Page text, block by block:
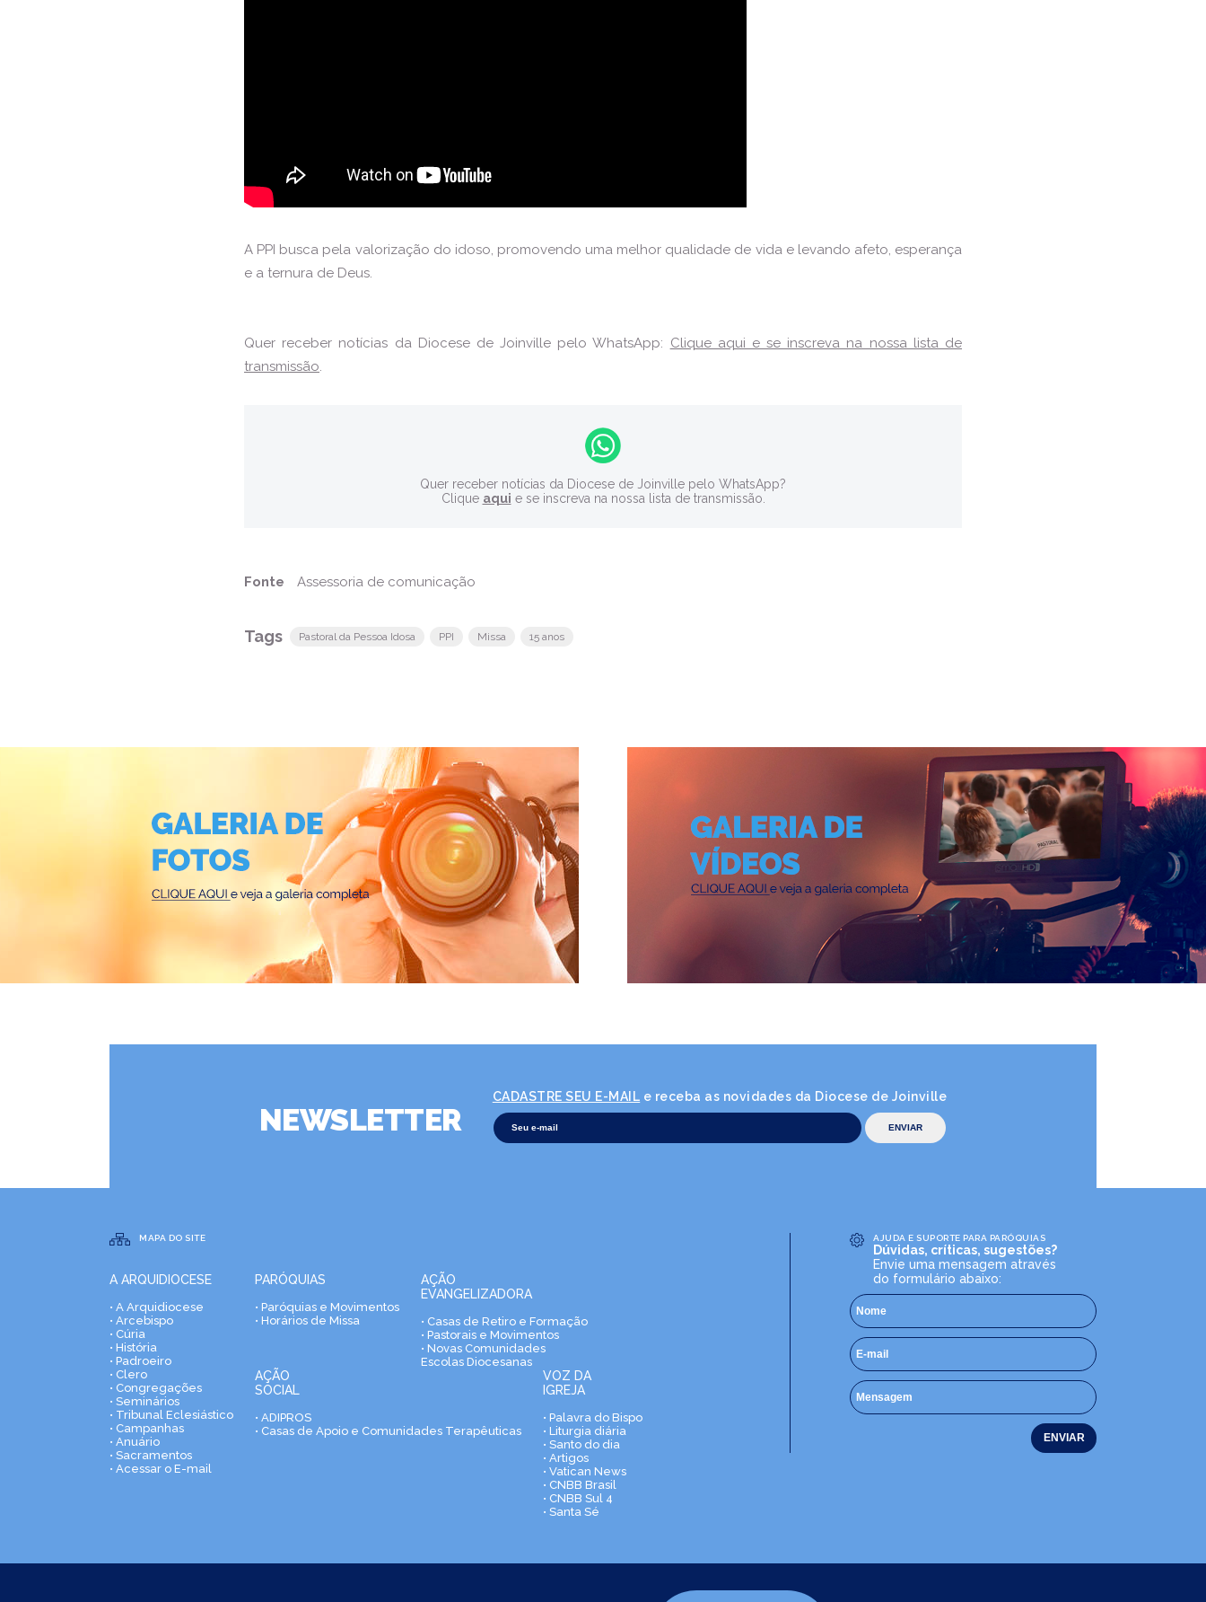
A PPI busca pela valorização do idoso, promovendo uma melhor qualidade de vida e levando afeto, esperança
e a ternura de Deus.
Quer receber notícias da Diocese de Joinville pelo WhatsApp: Clique aqui e se inscreva na nossa lista de
transmissão.
Quer receber notícias da Diocese de Joinville pelo WhatsApp?
Clique aqui e se inscreva na nossa lista de transmissão.
Fonte Assessoria de comunicação
Tags Pastoral da Pessoa Idosa PPI Missa 15 anos
NEWSLETTER
CADASTRE SEU E-MAIL e receba as novidades da Diocese de Joinville
MAPA DO SITE
A ARQUIDIOCESE
• A Arquidiocese
• Arcebispo
• Cúria
• História
• Padroeiro
• Clero
• Congregações
• Seminários
• Tribunal Eclesiástico
• Campanhas
• Anuário
• Sacramentos
• Acessar o E-mail
PARÓQUIAS
• Paróquias e Movimentos
• Horários de Missa
AÇÃO
EVANGELIZADORA
• Casas de Retiro e Formação
• Pastorais e Movimentos
• Novas Comunidades
Escolas Diocesanas
AÇÃO
SOCIAL
• ADIPROS
• Casas de Apoio e Comunidades Terapêuticas
VOZ DA
IGREJA
• Palavra do Bispo
• Liturgia diária
• Santo do dia
• Artigos
• Vatican News
• CNBB Brasil
• CNBB Sul 4
• Santa Sé
AJUDA E SUPORTE PARA PARÓQUIAS
Dúvidas, críticas, sugestões?
Envie uma mensagem através
do formulário abaixo: